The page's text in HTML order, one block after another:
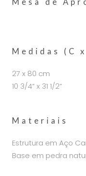
Mesa de
Medidas (C
27 x 80 cm
10 3/4” x 31 1/2”
Materiais
Estrutura em Aço
Base em pedra